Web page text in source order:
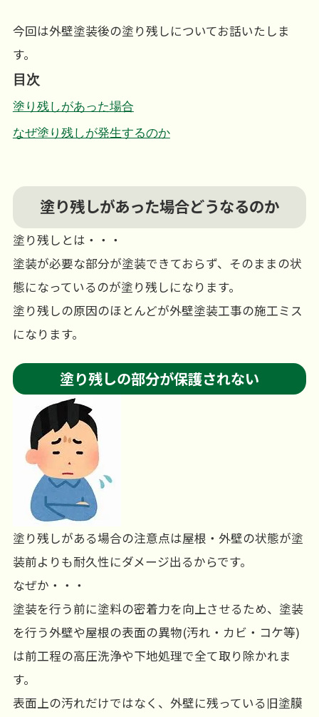
今回は外壁塗装後の塗り残しについてお話いたしま
す。
目次
塗り残しがあった場合
なぜ塗り残しが発生するのか
塗り残しがあった場合どうなるのか
塗り残しとは・・・
塗装が必要な部分が塗装できておらず、そのままの状
態になっているのが塗り残しになります。
塗り残しの原因のほとんどが外壁塗装工事の施工ミス
になります。
塗り残しの部分が保護されない
塗り残しがある場合の注意点は屋根・外壁の状態が塗
装前よりも耐久性にダメージ出るからです。
なぜか・・・
塗装を行う前に塗料の密着力を向上させるため、塗装
を行う外壁や屋根の表面の異物(汚れ・カビ・コケ等)
は前工程の高圧洗浄や下地処理で全て取り除かれま
す。
表面上の汚れだけではなく、外壁に残っている旧塗膜